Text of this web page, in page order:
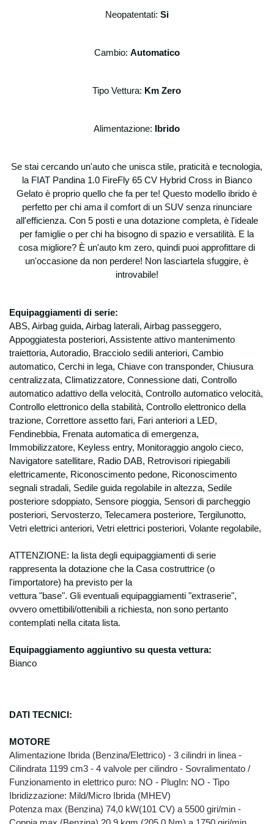
anagrafici, indirizzi e nominativi, recapiti
telefonici, indirizzi e-mail, codice fiscale,
Possono essere raccolti ed archiviati anche
eventuali informazioni generali relative alla
è necessaria l’acquisizione di dati personali
i dati personali sono raccolti e trattati per
poter rispondere alle vostre richieste,
presenti e future, di informazioni sui nostri
prodotti e/o servizi ed in generale per
evadere ogni informazione e specifico
ordine/contratto;
per l’esecuzione degli obblighi e degli
adempimenti amministrativi, fiscali, contabili,
etc derivanti dai contratti stipulati, nonché
disposti dalla legislazione vigente, da
a ciò legittimate e da organi di vigilanza e
controllo; In base all’ art. 24, comma b del
D.lgs 196, per le finalità sopra espresse non
è necessario il vostro consenso, in quanto il
trattamento dei dati viene effettuato per
“eseguire obblighi derivanti da un contratto
del quale è parte l’interessato o per
adempiere, prima della conclusione dei
contratto, a specifiche richieste
dell’interessato”, e per “adempiere ad un
obbligo previsto dalla legge, da un
regolamento o dalla normativa comunitaria”.
Modalità di trattamento
I dati verranno trattati sia con modalità
manuali che informatiche con l’ausilio di
strumenti elettronici e memorizzati sia su
supporti informatici che su supporti cartacei
rispetto delle misure minime di sicurezza ai
sensi del Disciplinare Tecnico in materia di
misure minime di sicurezza, Allegato B del
D.lgs. n. 196/2003. Natura del conferimento
Il conferimento dei vostri dati personali è
facoltativo, ma un rifiuto in tal senso
comporta l’impossibilità per la Degidio Auto
preventivo, di offerta o informazione di
con le finalità indicate ai punti precedenti è
mansioni da loro svolte ed alle finalità sopra
espresse, e dunque in qualità di incaricati
e/o Responsabili del trattamento, può
accedere ai vostri dati personali e può venire
a conoscenza dei vostri dati personali,.
Potranno inoltre venire a conoscenza dei
Neopatentati: Si
Cambio: Automatico
Tipo Vettura: Km Zero
Alimentazione: Ibrido
Se stai cercando un'auto che unisca stile, praticità e tecnologia,
la FIAT Pandina 1.0 FireFly 65 CV Hybrid Cross in Bianco
Gelato è proprio quello che fa per te! Questo modello ibrido è
perfetto per chi ama il comfort di un SUV senza rinunciare
all'efficienza. Con 5 posti e una dotazione completa, è l'ideale
per famiglie o per chi ha bisogno di spazio e versatilità. E la
cosa migliore? È un'auto km zero, quindi puoi approfittare di
un'occasione da non perdere! Non lasciartela sfuggire, è
introvabile!
Equipaggiamenti di serie:
ABS, Airbag guida, Airbag laterali, Airbag passeggero,
Appoggiatesta posteriori, Assistente attivo mantenimento
traiettoria, Autoradio, Bracciolo sedili anteriori, Cambio
automatico, Cerchi in lega, Chiave con transponder, Chiusura
centralizzata, Climatizzatore, Connessione dati, Controllo
automatico adattivo della velocità, Controllo automatico velocità,
Controllo elettronico della stabilità, Controllo elettronico della
trazione, Correttore assetto fari, Fari anteriori a LED,
Fendinebbia, Frenata automatica di emergenza,
Immobilizzatore, Keyless entry, Monitoraggio angolo cieco,
Navigatore satellitare, Radio DAB, Retrovisori ripiegabili
elettricamente, Riconoscimento pedone, Riconoscimento
segnali stradali, Sedile guida regolabile in altezza, Sedile
posteriore sdoppiato, Sensore pioggia, Sensori di parcheggio
posteriori, Servosterzo, Telecamera posteriore, Tergilunotto,
Vetri elettrici anteriori, Vetri elettrici posteriori, Volante regolabile,
ATTENZIONE: la lista degli equipaggiamenti di serie
rappresenta la dotazione che la Casa costruttrice (o
l'importatore) ha previsto per la
vettura "base". Gli eventuali equipaggiamenti "extraserie",
ovvero omettibili/ottenibili a richiesta, non sono pertanto
contemplati nella citata lista.
Equipaggiamento aggiuntivo su questa vettura:
Bianco
DATI TECNICI:
MOTORE
Alimentazione Ibrida (Benzina/Elettrico) - 3 cilindri in linea -
Cilindrata 1199 cm3 - 4 valvole per cilindro - Sovralimentato /
Funzionamento in elettrico puro: NO - PlugIn: NO - Tipo
Ibridizzazione: Mild/Micro Ibrida (MHEV)
Potenza max (Benzina) 74,0 kW(101 CV) a 5500 giri/min -